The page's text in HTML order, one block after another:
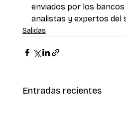
enviados por los bancos
analistas y expertos del
Salidas
Entradas recientes